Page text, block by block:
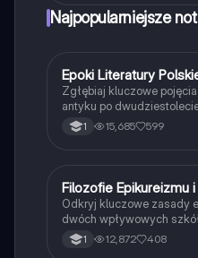
Idealne państwo,
Najpopularniejsze
Język polski
Epoki Literatury
Zgłębiaj kluczowe
antyku po
wpływ stoicyzmu,
epok na polską literaturę.
1 15,685 599
Filozofia
Filozofie Epikureizmu
Odkryj kluczowe zasady
dwóch wpływowych
p.n.e. Poznaj różnice
pozytywną a negatywną
1 12,872 408